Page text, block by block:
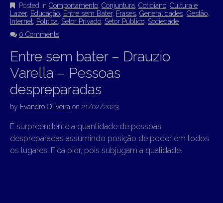
Posted in Comportamento, Conjuntura, Cotidiano, Cultura e
Lazer, Educação, Entre sem Bater, Frases, Generalidades, Gestão,
Internet, Política, Setor Privado, Setor Público, Sociedade
0 Comments
Entre sem bater – Drauzio
Varella – Pessoas
despreparadas
by Evandro Oliveira on 21/02/2023
É surpreendente a quantidade de pessoas
despreparadas assumindo posição de poder em todos
os lugares. Fica pior, pois subjugam a qualidade.